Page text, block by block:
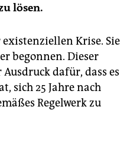
lösen.
existenziellen Krise. Sie
begonnen. Dieser
dafür, dass es
sich 25 Jahre nach
Regelwerk zu